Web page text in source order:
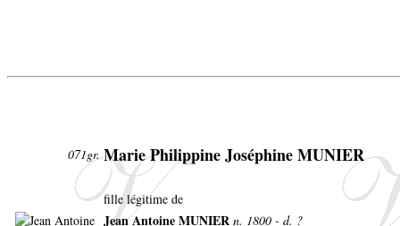
071gr. Marie Philippine Joséphine MUNIER
fille légitime de
Jean Antoine MUNIER n. 1800 - d. ?